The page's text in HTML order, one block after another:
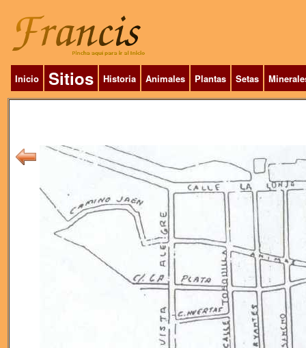
Inicio Sitios Historia Animales Plantas Setas